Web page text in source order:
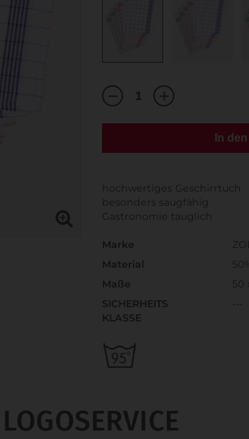
In
hochwertiges Geschirrtuch
besonders saugfähig
Gastronomie tauglich
Marke
Material
Maße
50
SICHERHEITS
KLASSE
LOGOSERVICE